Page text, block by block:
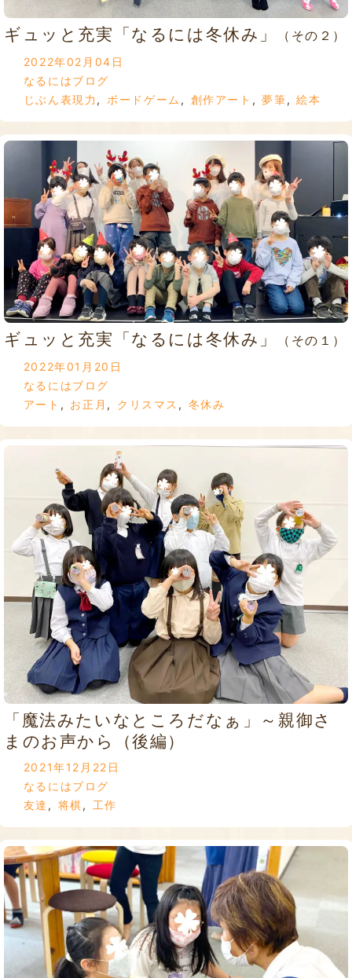
ギュッと充実「なるには冬休み」 （その２）
2022年02月04日
なるにはブログ
じぶん表現力 , ボードゲーム , 創作アート ,夢筆,絵本
ギュッと充実「なるには冬休み」 （その１）
2022年01月20日
なるにはブログ
アート , お正月 , クリスマス , 冬休み
「魔法みたいなところだなぁ」～親御さ
まのお声から（後編）
2021年12月22日
なるにはブログ
友達 , 将棋, 工作